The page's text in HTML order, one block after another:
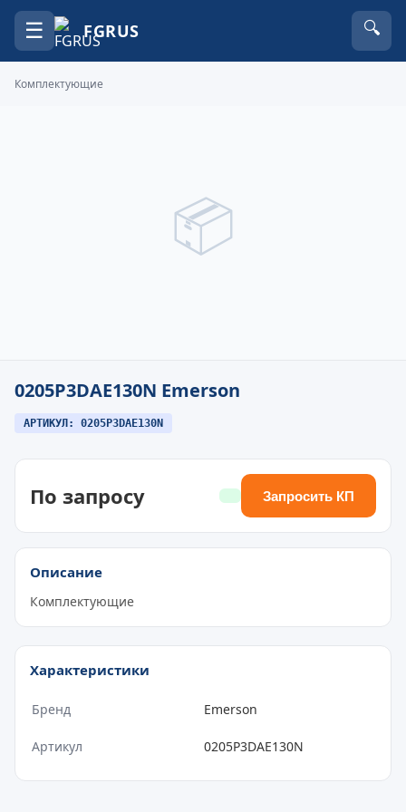
☰ FGRUS 🔍
Комплектующие
📦
0205P3DAE130N Emerson
АРТИКУЛ: 0205P3DAE130N
По запросу Запросить КП
Описание
Комплектующие
Характеристики
Бренд Emerson
Артикул 0205P3DAE130N